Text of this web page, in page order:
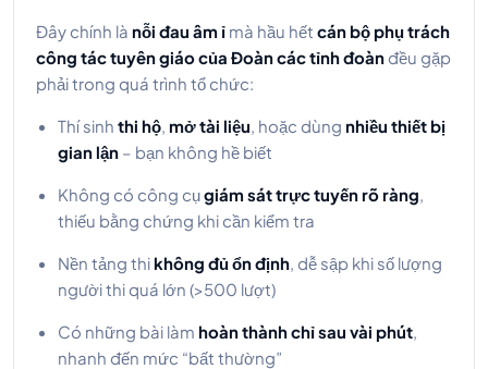
Đây chính là nỗi đau âm ỉ mà hầu hết cán bộ phụ trách
công tác tuyên giáo của Đoàn các tỉnh đoàn đều gặp
phải trong quá trình tổ chức:
Thí sinh thi hộ mở tài liệu , hoặc dùng nhiều thiết bị
gian lận – bạn không hề biết
Không có công cụgiám sát trực tuyến rõ ràng
thiếu bằng chứng khi cần kiểm tra
Nền tảng thikhông đủ ổn định , dễ sập khi số lượng
người thi quá lớn (>500 lượt)
Có những bài làm hoàn thành chỉ sau vài phút
nhanh đến mức “bất thường”